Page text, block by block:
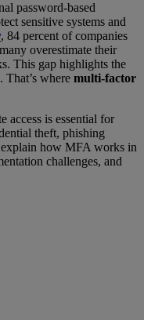
password-based
sensitive systems and
, 84 percent of companies
overestimate their
This gap highlights the
That’s where multi-factor
access is essential for
theft, phishing
explain how MFA works in
challenges, and